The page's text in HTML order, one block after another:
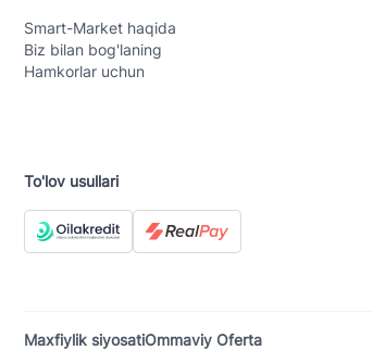
Smart-Mаrket haqida
Biz bilan bog'laning
Hamkorlar uchun
To'lov usullari
Maxfiylik siyosatiOmmaviy Oferta